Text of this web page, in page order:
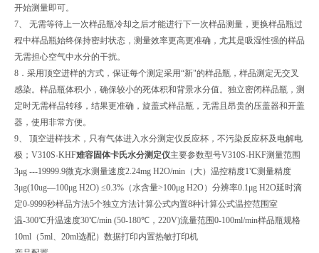
开始测量即可。
7、 无需等待上一次样品瓶冷却之后才能进行下一次样品测量，更换样品瓶过
程中样品瓶始终保持密封状态，测量效率更高更准确，尤其是吸湿性强的样品
无需担心空气中水分的干扰。
8．采用顶空进样的方式，保证每个测定采用“新"的样品瓶，样品测定无交叉
感染。样品瓶体积小，确保较小的死体积和背景水分值。独立密闭样品瓶，测
定时无需样品转移，结果更准确，旋盖式样品瓶，无需且昂贵的压盖器和开盖
器，使用非常方便。
9、 顶空进样技术，只有气体进入水分测定仪反应杯，不污染反应杯及电解电
极；V310S-KHF难容固体卡氏水分测定仪主要参数型号V310S-HKF测量范围
3μg ---19999.9微克水测量速度2.24mg H2O/min（大）温控精度1℃测量精度
3μg(10ug—100μg H2O) ≤0.3%（水含量>100μg H2O）分辨率0.1μg H2O延时滴
定0-9999秒样品方法5个独立方法计算公式内置8种计算公式温控范围室
温-300℃升温速度30℃/min (50-180℃，220V)流量范围0-100ml/min样品瓶规格
10ml（5ml、20ml选配）数据打印内置热敏打印机